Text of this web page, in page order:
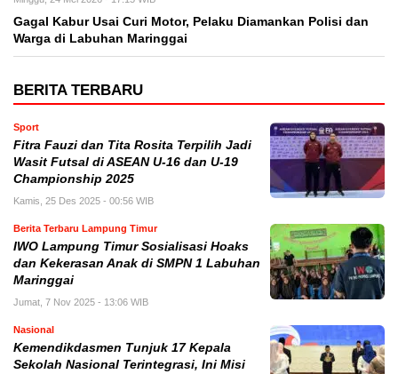
Gagal Kabur Usai Curi Motor, Pelaku Diamankan Polisi dan
Warga di Labuhan Maringgai
BERITA TERBARU
Sport
Fitra Fauzi dan Tita Rosita Terpilih Jadi
Wasit Futsal di ASEAN U-16 dan U-19
Championship 2025
Kamis, 25 Des 2025 - 00:56 WIB
Berita Terbaru Lampung Timur
IWO Lampung Timur Sosialisasi Hoaks
dan Kekerasan Anak di SMPN 1 Labuhan
Maringgai
Jumat, 7 Nov 2025 - 13:06 WIB
Nasional
Kemendikdasmen Tunjuk 17 Kepala
Sekolah Nasional Terintegrasi, Ini Misi